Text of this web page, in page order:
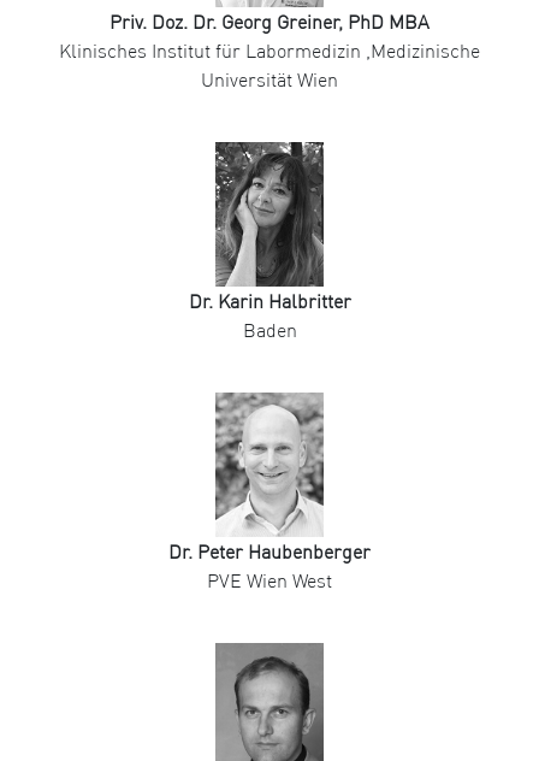
Priv. Doz. Dr. Georg Greiner, PhD MBA
Klinisches Institut für Labormedizin ,Medizinische
Universität Wien
Dr. Karin Halbritter
Baden
Dr. Peter Haubenberger
PVE Wien West